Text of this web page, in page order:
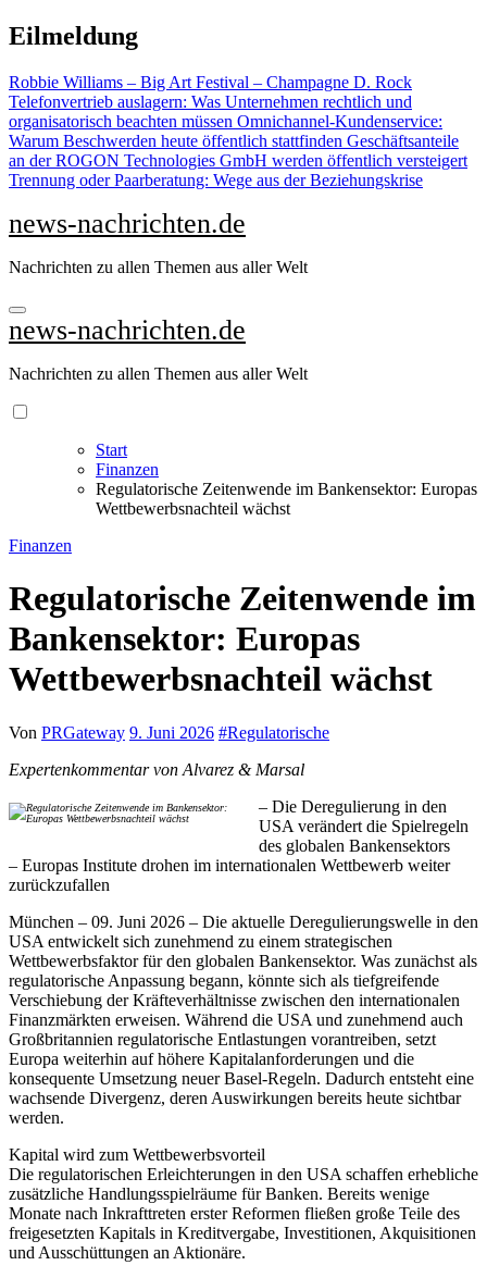
Zu
Inhalten
Eilmeldung
Robbie Williams – Big Art Festival – Champagne D. Rock
Telefonvertrieb auslagern: Was Unternehmen rechtlich und
organisatorisch beachten müssen Omnichannel-Kundenservice:
Warum Beschwerden heute öffentlich stattfinden Geschäftsanteile
an der ROGON Technologies GmbH werden öffentlich versteigert
Trennung oder Paarberatung: Wege aus der Beziehungskrise
news-nachrichten.de
Nachrichten zu allen Themen aus aller Welt
news-nachrichten.de
Nachrichten zu allen Themen aus aller Welt
Start
Finanzen
Regulatorische Zeitenwende im Bankensektor: Europas
Wettbewerbsnachteil wächst
Finanzen
Regulatorische Zeitenwende im
Bankensektor: Europas
Wettbewerbsnachteil wächst
Von PRGateway 9. Juni 2026 #Regulatorische
Expertenkommentar von Alvarez & Marsal
– Die Deregulierung in den
USA verändert die Spielregeln
des globalen Bankensektors
– Europas Institute drohen im internationalen Wettbewerb weiter
zurückzufallen
München – 09. Juni 2026 – Die aktuelle Deregulierungswelle in den
USA entwickelt sich zunehmend zu einem strategischen
Wettbewerbsfaktor für den globalen Bankensektor. Was zunächst als
regulatorische Anpassung begann, könnte sich als tiefgreifende
Verschiebung der Kräfteverhältnisse zwischen den internationalen
Finanzmärkten erweisen. Während die USA und zunehmend auch
Großbritannien regulatorische Entlastungen vorantreiben, setzt
Europa weiterhin auf höhere Kapitalanforderungen und die
konsequente Umsetzung neuer Basel-Regeln. Dadurch entsteht eine
wachsende Divergenz, deren Auswirkungen bereits heute sichtbar
werden.
Kapital wird zum Wettbewerbsvorteil
Die regulatorischen Erleichterungen in den USA schaffen erhebliche
zusätzliche Handlungsspielräume für Banken. Bereits wenige
Monate nach Inkrafttreten erster Reformen fließen große Teile des
freigesetzten Kapitals in Kreditvergabe, Investitionen, Akquisitionen
und Ausschüttungen an Aktionäre.